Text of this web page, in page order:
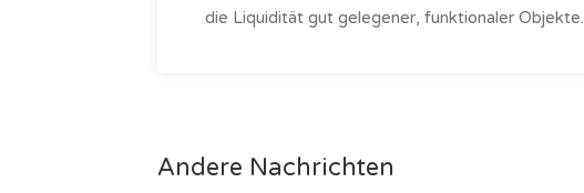
die Liquidität gut gelegener, funktionaler Objekte.
Andere Nachrichten